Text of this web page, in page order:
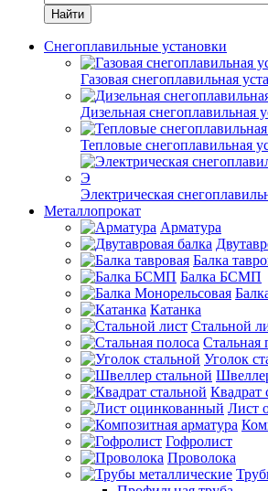
Найти
Снегоплавильные установки
Газовая снегоплавильная
Дизельная снегоплавильная
Тепловые снегоплавильная
Электрическая
Металлопрокат
Арматура
Балка
Балка БСМП
Катанка
Стальной
Стальная
Уголок
Квадрат
Лист
Гофролист
Проволока